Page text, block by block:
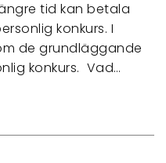
tid kan betala
konkurs. I
de grundläggande
konkurs. Vad…